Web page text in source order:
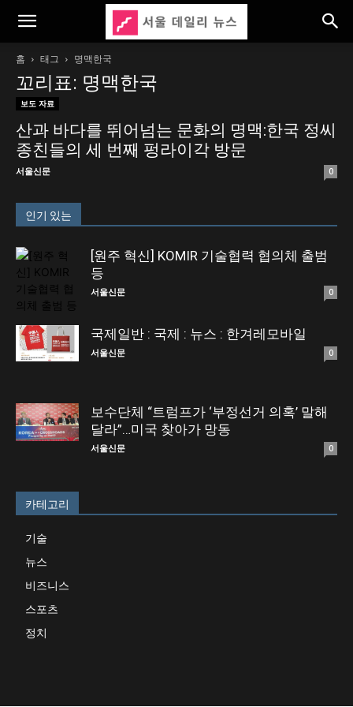
홈 태그 명맥한국
꼬리표: 명맥한국
보도 자료
산과 바다를 뛰어넘는 문화의 명맥:한국 정씨
종친들의 세 번째 펑라이각 방문
서울신문 0
인기 있는
[원주 혁신] KOMIR 기술협력 협의체 출범
등
서울신문 0
국제일반 : 국제 : 뉴스 : 한겨레모바일
서울신문 0
보수단체 “트럼프가 ‘부정선거 의혹’ 말해
달라”…미국 찾아가 망동
서울신문 0
카테고리
기술
뉴스
비즈니스
스포츠
정치